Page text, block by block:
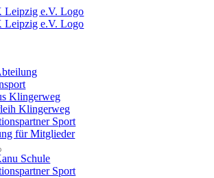
Klingerweg
Klingerweg
Sport
für Mitglieder
Schule
Sport